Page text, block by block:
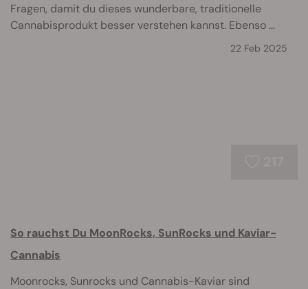
Fragen, damit du dieses wunderbare, traditionelle
Cannabisprodukt besser verstehen kannst. Ebenso ...
22 Feb 2025
So rauchst Du MoonRocks, SunRocks und Kaviar-
Cannabis
Moonrocks, Sunrocks und Cannabis-Kaviar sind